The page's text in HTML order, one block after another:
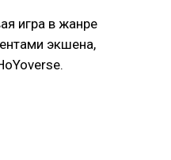
игра в жанре
экшена,